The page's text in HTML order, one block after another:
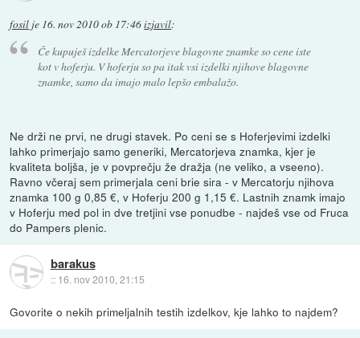
fosil je 16. nov 2010 ob 17:46izjavil:
Če kupuješ izdelke Mercatorjeve blagovne znamke so cene iste
kot v hoferju. V hoferju so pa itak vsi izdelki njihove blagovne
znamke, samo da imajo malo lepšo embalažo.
Ne drži ne prvi, ne drugi stavek. Po ceni se s Hoferjevimi izdelki
lahko primerjajo samo generiki, Mercatorjeva znamka, kjer je
kvaliteta boljša, je v povprečju že dražja (ne veliko, a vseeno).
Ravno včeraj sem primerjala ceni brie sira - v Mercatorju njihova
znamka 100 g 0,85 €, v Hoferju 200 g 1,15 €. Lastnih znamk imajo
v Hoferju med pol in dve tretjini vse ponudbe - najdeš vse od Fruca
do Pampers plenic.
barakus
:: 16. nov 2010, 21:15
Govorite o nekih primeljalnih testih izdelkov, kje lahko to najdem?